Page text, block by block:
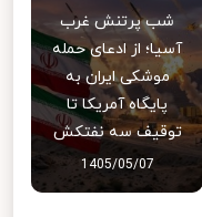
شب پرتنش غرب
آسیا؛ از ادعای حمله
موشکی ایران به
پایگاه آمریکا تا
توقیف سه نفتکش
1405/05/07